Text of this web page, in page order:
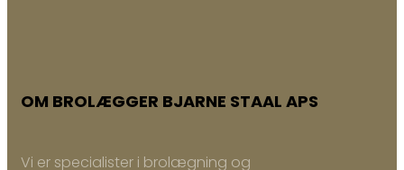
OM BROLÆGGER BJARNE STAAL APS
Vi er specialister i brolægning og